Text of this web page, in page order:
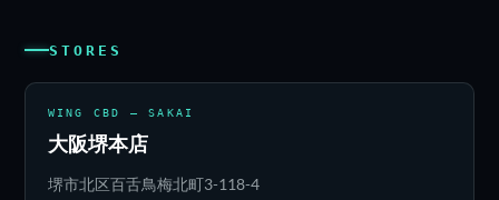
STORES
WING CBD — SAKAI
大阪堺本店
堺市北区百舌鳥梅北町3-118-4